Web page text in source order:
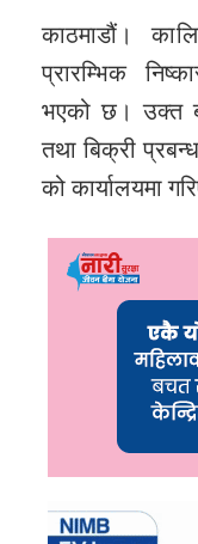
काठमाडौं।
प्रारम्भिक
भएको छ। उक्त
तथा बिक्री
को कार्यालयमा